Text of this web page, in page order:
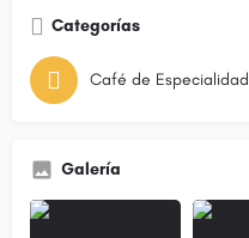
Categorías
Café de Especialidad
Galería